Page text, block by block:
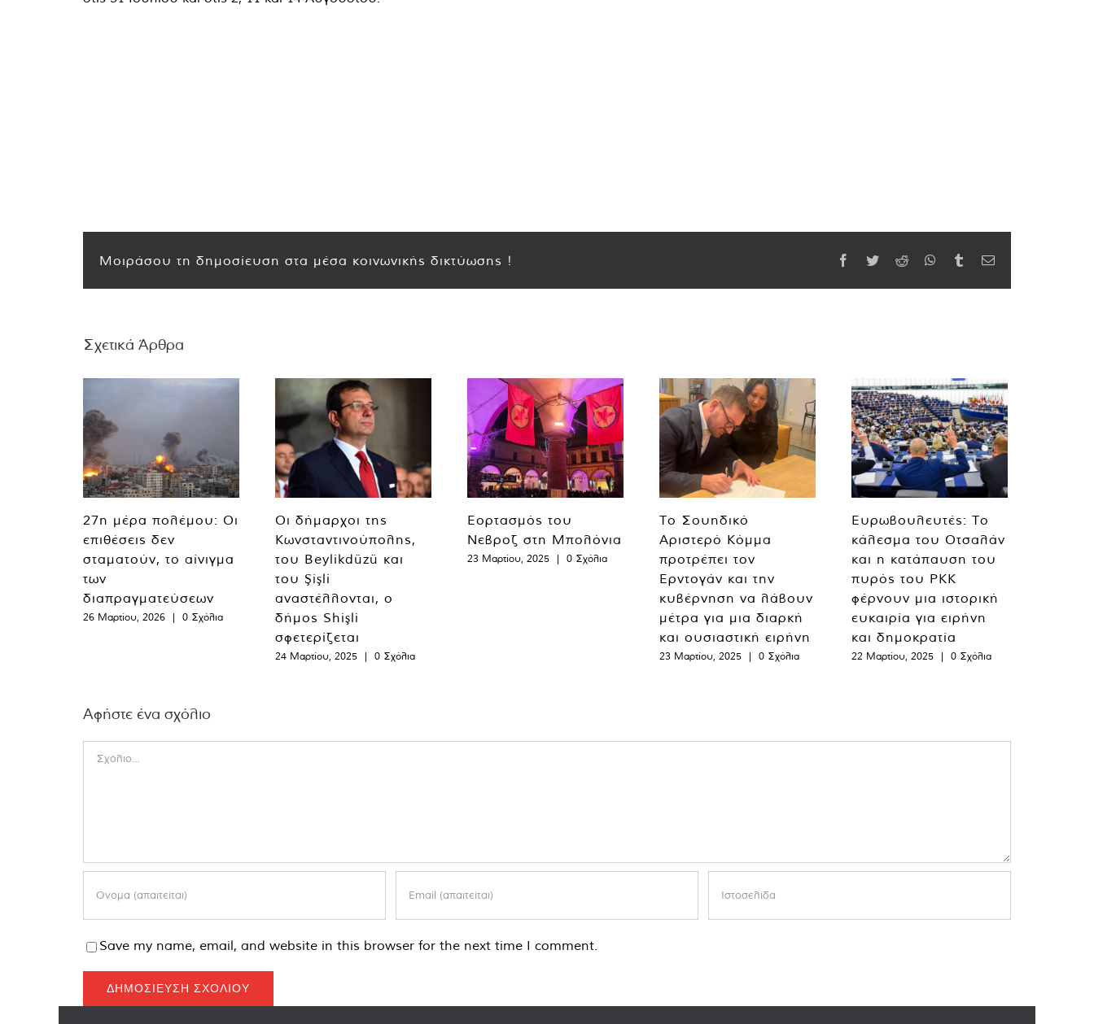
Μοιράσου τη δημοσίευση στα μέσα κοινωνικής δικτύωσης ! Facebook
TwitterReddit WhatsApp
TumblrEmail
Σχετικά Άρθρα
27η μέρα πολέμου: Οι
επιθέσεις δεν
σταματούν, το αίνιγμα
των
διαπραγματεύσεων
26 Μαρτίου, 2026 | 0 Σχόλια
Οι δήμαρχοι της
Κωνσταντινούπολης,
του Beylikdüzü και
του Şişli
αναστέλλονται, ο
δήμος Shişli
σφετερίζεται
24 Μαρτίου, 2025 | 0 Σχόλια
Εορτασμός του
Νεβροζ στη Μπολόνια
23 Μαρτίου, 2025 | 0 Σχόλια
Το Σουηδικό
Αριστερό Κόμμα
προτρέπει τον
Ερντογάν και την
κυβέρνηση να λάβουν
μέτρα για μια διαρκή
και ουσιαστική ειρήνη
23 Μαρτίου, 2025 | 0 Σχόλια
Ευρωβουλευτές: Το
κάλεσμα του Οτσαλάν
και η κατάπαυση του
πυρός του PKK
φέρνουν μια ιστορική
ευκαιρία για ειρήνη
και δημοκρατία
22 Μαρτίου, 2025 | 0 Σχόλια
Αφήστε ένα σχόλιο
Save my name, email, and website in this browser for the next time I comment.